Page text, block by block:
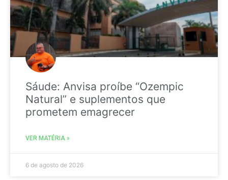
Sáude: Anvisa proíbe “Ozempic
Natural” e suplementos que
prometem emagrecer
VER MATÉRIA »
6 de agosto de 2026